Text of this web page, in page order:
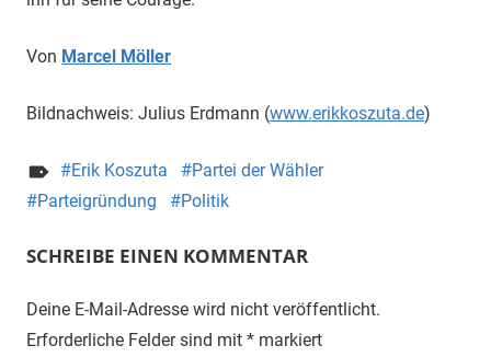
Von Marcel Möller
Bildnachweis: Julius Erdmann (www.erikkoszuta.de)
Erik Koszuta
Partei der Wähler
Parteigründung
Politik
SCHREIBE EINEN KOMMENTAR
Deine E-Mail-Adresse wird nicht veröffentlicht.
Erforderliche Felder sind mit * markiert